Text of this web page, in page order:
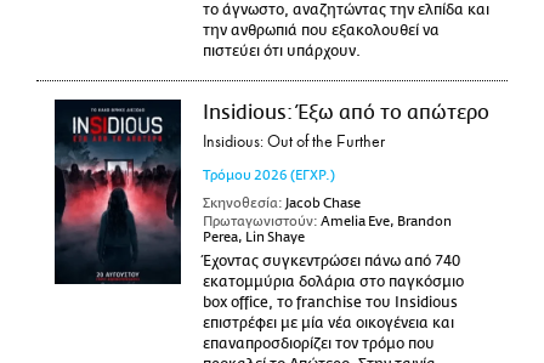
το άγνωστο, αναζητώντας την ελπίδα και
την ανθρωπιά που εξακολουθεί να
πιστεύει ότι υπάρχουν.
Insidious: Έξω από το απώτερο
Insidious: Out of the Further
Τρόμου 2026 (ΕΓΧΡ.)
Σκηνοθεσία: Jacob Chase
Πρωταγωνιστούν: Amelia Eve, Brandon
Perea, Lin Shaye
Έχοντας συγκεντρώσει πάνω από 740
εκατομμύρια δολάρια στο παγκόσμιο
box office, το franchise του Insidious
επιστρέφει με μία νέα οικογένεια και
επαναπροσδιορίζει τον τρόμο που